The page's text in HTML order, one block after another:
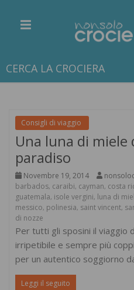
CERCA LA CROCIERA
Consigli di viaggio
Una luna di
paradiso
Novembre 19, 2014
barbados, caraibi, cayman, costa
guatemala, isole vergini, luna di
messico, polinesia, saint vincent,
di nozze
Per tutti gli sposini il viaggio
irripetibile e sempre più
per un autentico soggiorno
Leggi il seguito